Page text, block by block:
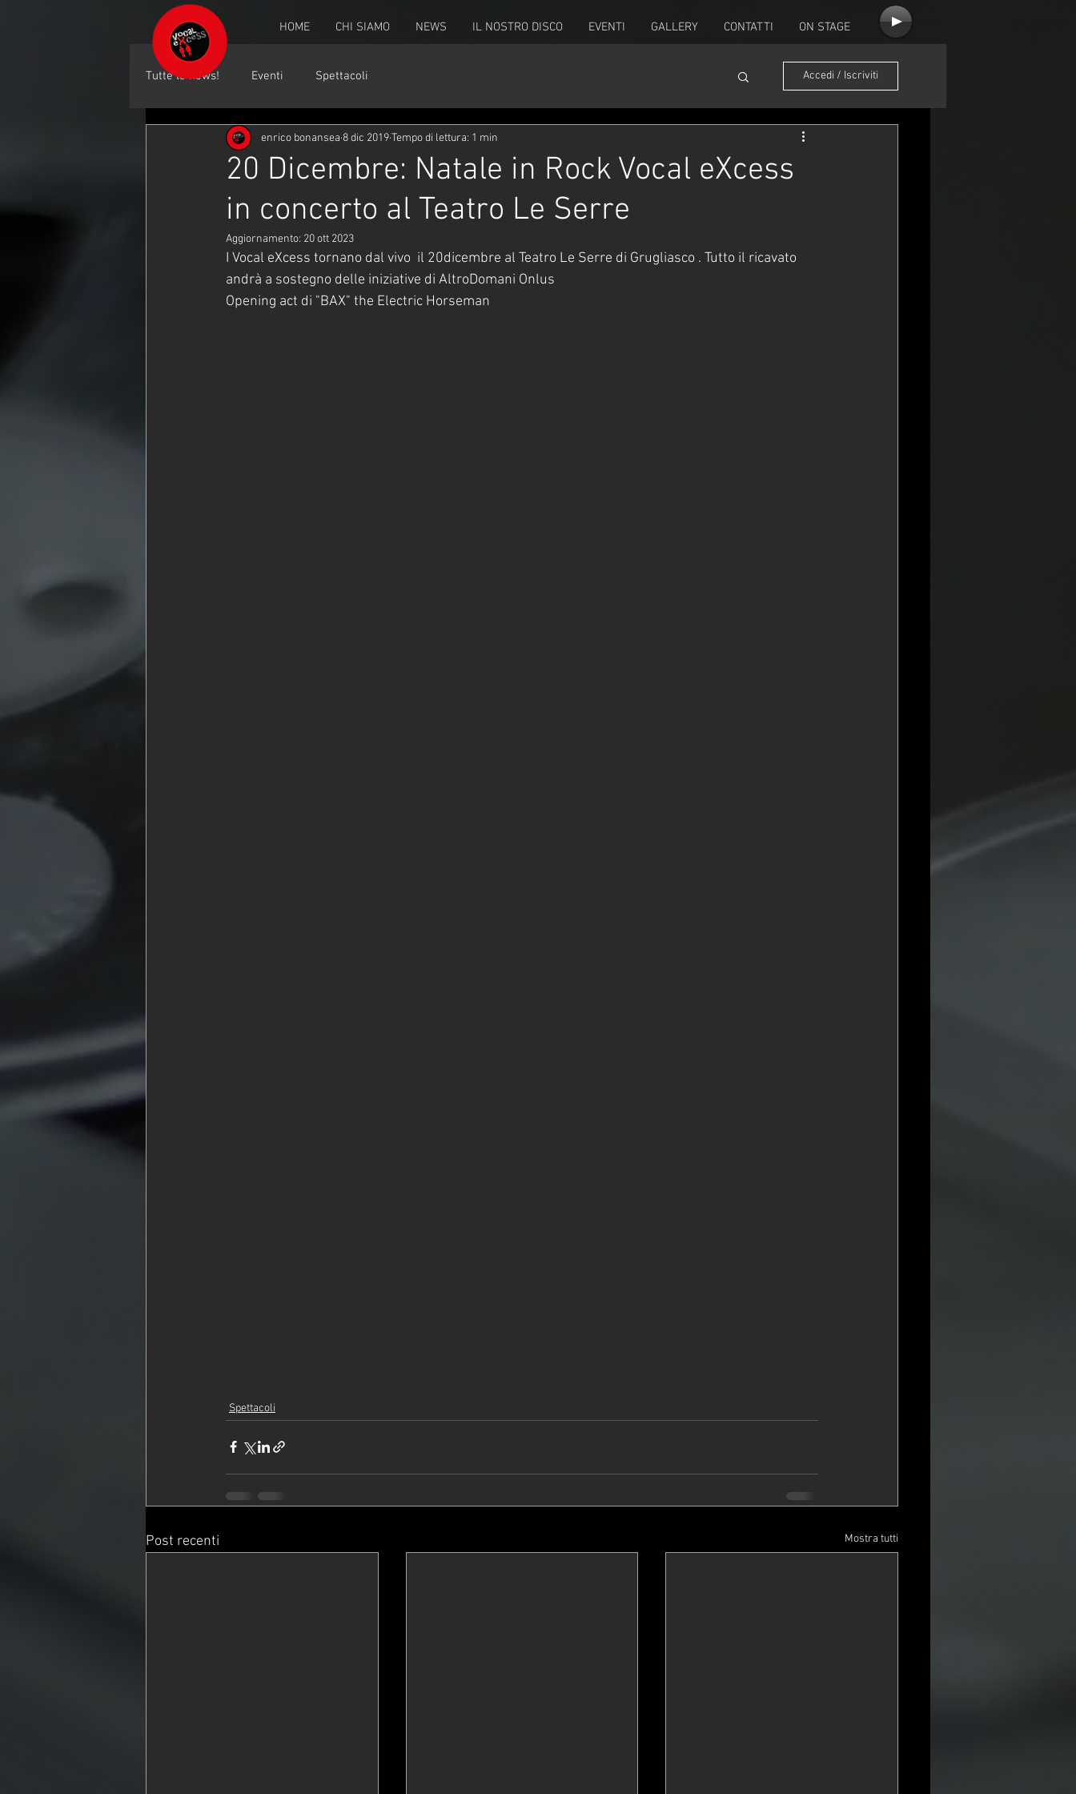
HOME CHI SIAMO NEWS IL NOSTRO DISCO EVENTI GALLERY CONTATTI ON STAGE
Tutte le news! Eventi Spettacoli Accedi / Iscriviti
20 Dicembre: Natale in Rock Vocal eXcess
in concerto al Teatro Le Serre
enrico bonansea 8 dic 2019Tempo di lettura: 1 min
Aggiornamento: 20 ott 2023
I Vocal eXcess tornano dal vivo  il 20dicembre al Teatro Le Serre di Grugliasco . Tutto il ricavato
andrà a sostegno delle iniziative di AltroDomani Onlus
Opening act di "BAX" the Electric Horseman
Spettacoli
Post recenti Mostra tutti